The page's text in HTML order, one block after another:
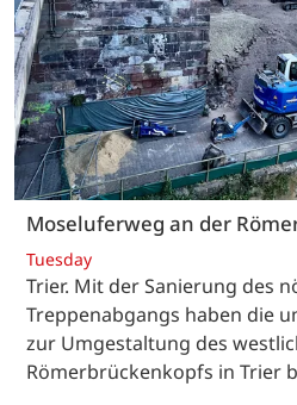
Moseluferweg an der
Tuesday
Trier. Mit der Sanierung des
Treppenabgangs haben die
zur Umgestaltung des
Römerbrückenkopfs in Trier